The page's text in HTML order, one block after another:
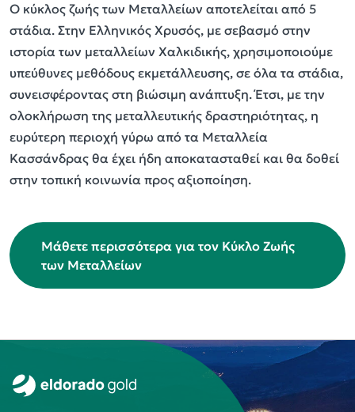
Ο κύκλος ζωής των Μεταλλείων αποτελείται από 5
στάδια. Στην Ελληνικός Χρυσός, με σεβασμό στην
ιστορία των μεταλλείων Χαλκιδικής, χρησιμοποιούμε
υπεύθυνες μεθόδους εκμετάλλευσης, σε όλα τα στάδια,
συνεισφέροντας στη βιώσιμη ανάπτυξη. Έτσι, με την
ολοκλήρωση της μεταλλευτικής δραστηριότητας, η
ευρύτερη περιοχή γύρω από τα Μεταλλεία
Κασσάνδρας θα έχει ήδη αποκατασταθεί και θα δοθεί
στην τοπική κοινωνία προς αξιοποίηση.
Μάθετε περισσότερα για τον Κύκλο Ζωής
των Μεταλλείων